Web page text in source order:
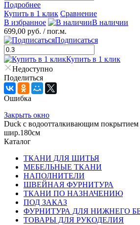
Подробнее
Купить в 1 клик Сравнение
В избранное
В наличии
699,00 руб. / пог.м.
Подписаться
Купить в 1 клик
Недоступно
Поделиться
Ошибка
Закрыть окно
Duck с водоотталкивающим
шир.180см
Каталог
ТКАНИ ДЛЯ ШИТЬЯ
МЕБЕЛЬНЫЕ ТКАНИ
НАПОЛНИТЕЛИ
ШВЕЙНАЯ ФУРНИТУРА
ТКАНИ ПО НАЗНАЧЕНИЮ
ПОД ЗАКАЗ
ФУРНИТУРА ДЛЯ НИЖНЕГО
ТОВАРЫ ДЛЯ РУКОДЕЛИЯ